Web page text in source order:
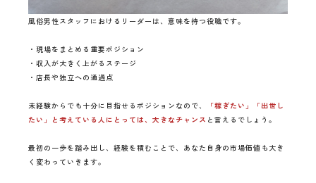
風俗男性スタッフにおけるリーダーは、意味を持つ役職です。
・現場をまとめる重要ポジション
・収入が大きく上がるステージ
・店長や独立への通過点
未経験からでも十分に目指せるポジションなので、
「稼ぎたい」「出世し
たい」と考えている人にとっては、大きなチャンス と言えるでしょう。
最初の一歩を踏み出し、経験を積むことで、あなた自身の市場価値も大き
く変わっていきます。